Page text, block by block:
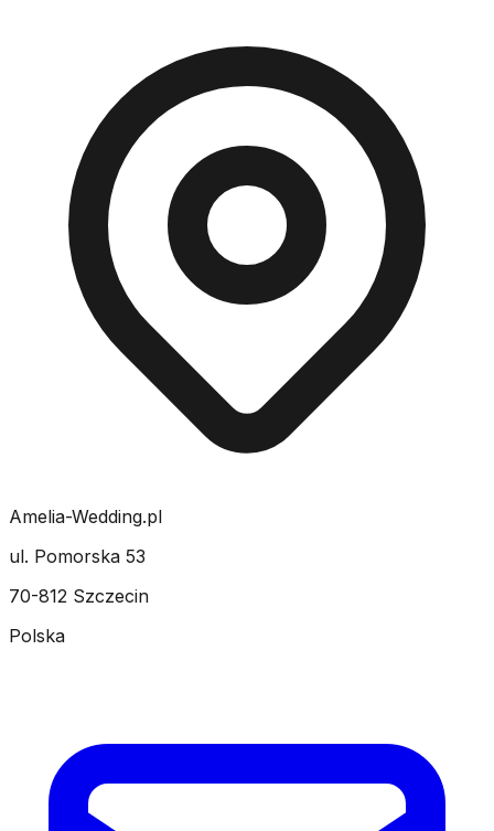
Amelia-Wedding.pl
ul. Pomorska 53
70-812 Szczecin
Polska